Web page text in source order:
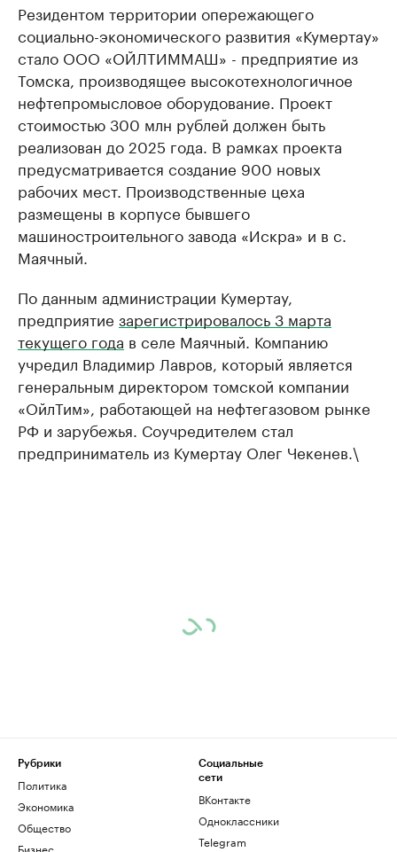
Резидентом территории опережающего
социально-экономического развития «Кумертау»
стало ООО «ОЙЛТИММАШ» - предприятие из
Томска, производящее высокотехнологичное
нефтепромысловое оборудование. Проект
стоимостью 300 млн рублей должен быть
реализован до 2025 года. В рамках проекта
предусматривается создание 900 новых
рабочих мест. Производственные цеха
размещены в корпусе бывшего
машиностроительного завода «Искра» и в с.
Маячный.
По данным администрации Кумертау,
предприятие зарегистрировалось 3 марта
текущего года в селе Маячный. Компанию
учредил Владимир Лавров, который является
генеральным директором томской компании
«ОйлТим», работающей на нефтегазовом рынке
РФ и зарубежья. Соучредителем стал
предприниматель из Кумертау Олег Чекенев.\
Рубрики
Политика
Экономика
Общество
Бизнес
Социальные
сети
ВКонтакте
Одноклассники
Telegram